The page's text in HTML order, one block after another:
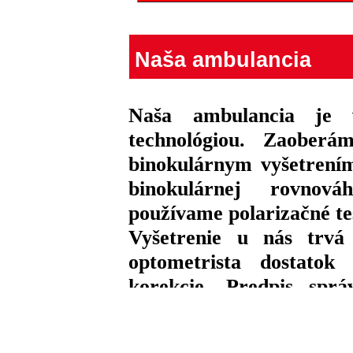
Naša ambulancia
Naša ambulancia je
technológiou.
binokulárnym
binokulárnej
používame polarizačné
Vyšetrenie u nás
optometrista
korekcie. Predpis